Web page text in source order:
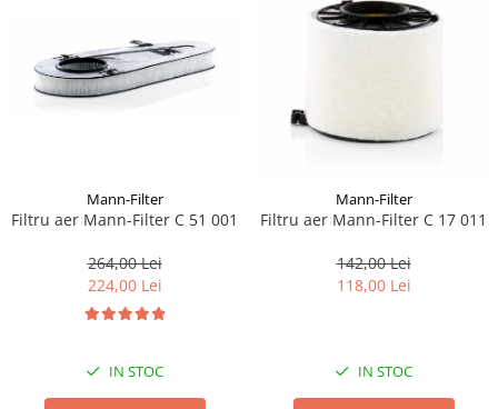
Mann-Filter
Filtru aer Mann-Filter C 51 001
264,00 Lei
224,00 Lei
IN STOC
Mann-Filter
Filtru aer Mann-Filter C 17 011
142,00 Lei
118,00 Lei
IN STOC